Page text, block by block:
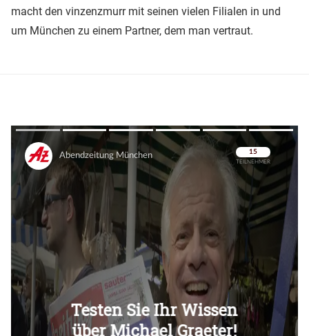
macht den vinzenzmurr mit seinen vielen Filialen in und
um München zu einem Partner, dem man vertraut.
Überspringen
Überspringen